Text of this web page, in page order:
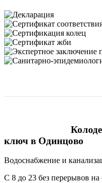
ключ в Одинцово
Водоснабжение и
С 8 до 23 без перерывов